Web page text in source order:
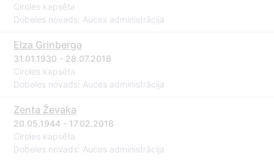
Ciroles kapsēta
Dobeles novads: Auces administrācija
Elza Grinberga
31.01.1930 - 28.07.2018
Ciroles kapsēta
Dobeles novads: Auces administrācija
Zenta Ževaka
20.05.1944 - 17.02.2018
Ciroles kapsēta
Dobeles novads: Auces administrācija